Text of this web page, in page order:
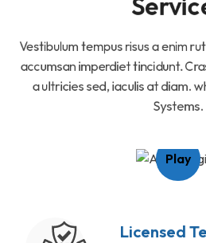
Vestibulum tempus risus a enim
accumsan imperdiet tincidunt.
a ultricies sed, iaculis at diam.
Systems.
Play
Licensed